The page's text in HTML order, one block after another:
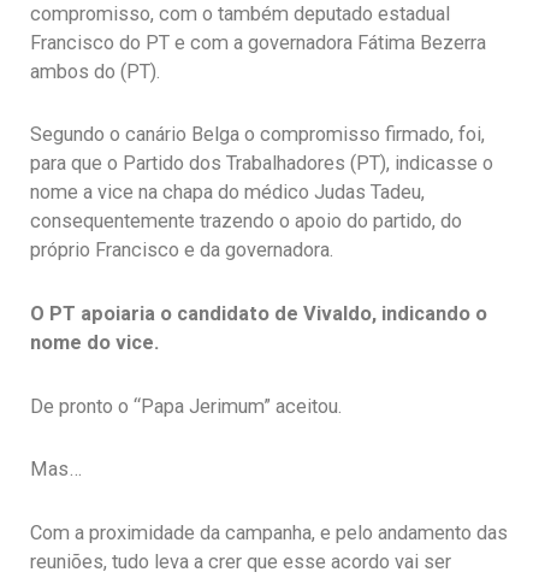
compromisso, com o também deputado estadual
Francisco do PT e com a governadora Fátima Bezerra
ambos do (PT).
Segundo o canário Belga o compromisso firmado, foi,
para que o Partido dos Trabalhadores (PT), indicasse o
nome a vice na chapa do médico Judas Tadeu,
consequentemente trazendo o apoio do partido, do
próprio Francisco e da governadora.
O PT apoiaria o candidato de Vivaldo, indicando o
nome do vice.
De pronto o “Papa Jerimum” aceitou.
Mas…
Com a proximidade da campanha, e pelo andamento das
reuniões, tudo leva a crer que esse acordo vai ser